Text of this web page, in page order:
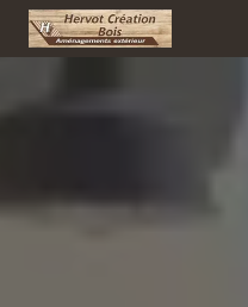
Panneau de gestion des